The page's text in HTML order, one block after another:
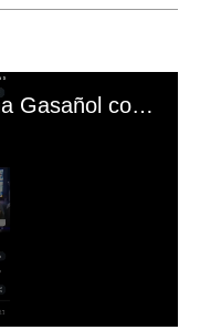
El mal momento de Yanina Gasañol con un hincha argentino en "Subrayado"